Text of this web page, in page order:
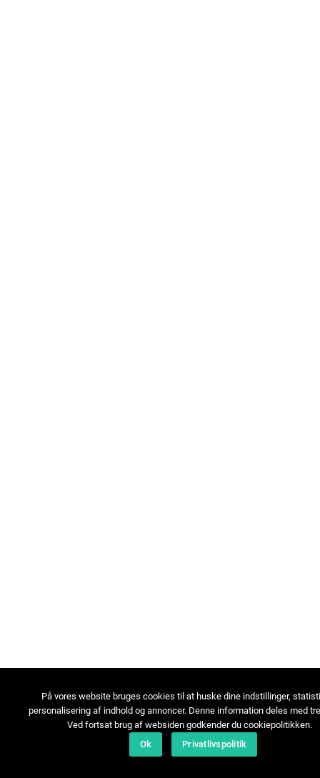
På vores website bruges cookies til at huske dine indstillinger,
personalisering af indhold og annoncer. Denne information deles med
Ved fortsat brug af websiden godkender du cookiepolitikken.
Ok
Privatlivspolitik